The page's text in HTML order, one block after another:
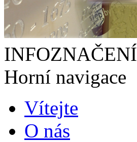
INFOZNAČENÍ
Horní navigace
Vítejte
O nás